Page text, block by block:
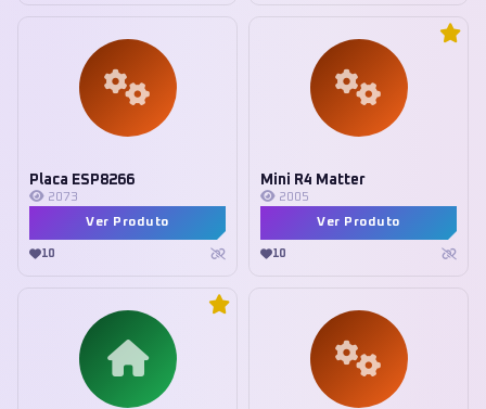
Placa ESP8266
2073
Ver Produto
10
Mini R4 Matter
2005
Ver Produto
10